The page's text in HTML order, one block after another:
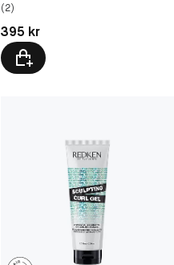
(2)
Pris: 395 kr
395 kr